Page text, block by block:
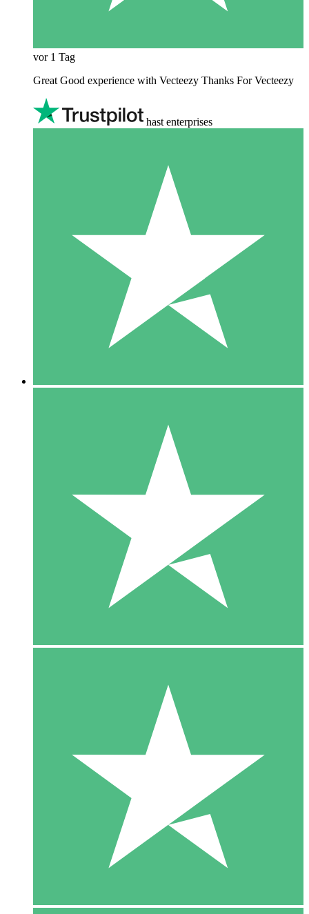
vor 1 Tag
Great Good experience with Vecteezy Thanks For Vecteezy
hast enterprises